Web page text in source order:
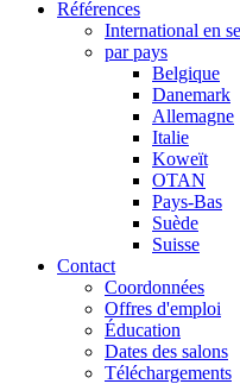
Références
International en
par pays
Belgique
Danemark
Allemagne
Italie
Koweït
OTAN
Pays-Bas
Suède
Suisse
Contact
Coordonnées
Offres d'emploi
Éducation
Dates des salons
Téléchargements